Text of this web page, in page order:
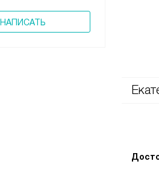
НАПИСАТЬ